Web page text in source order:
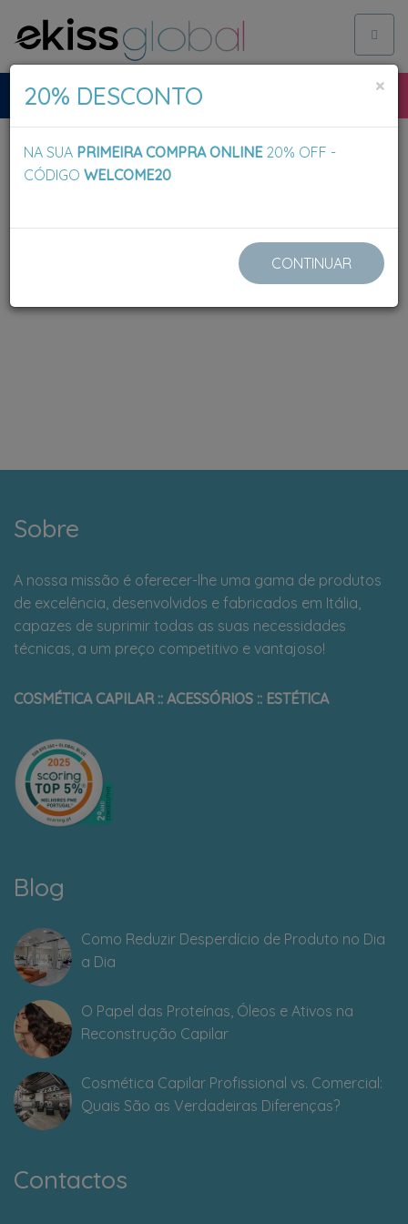
Sobre
A nossa missão é oferecer-lhe uma gama de produtos
de excelência, desenvolvidos e fabricados em Itália,
capazes de suprimir todas as suas necessidades
técnicas, a um preço competitivo e vantajoso!
COSMÉTICA CAPILAR :: ACESSÓRIOS :: ESTÉTICA
Blog
Como Reduzir Desperdício de Produto no Dia
a Dia
O Papel das Proteínas, Óleos e Ativos na
Reconstrução Capilar
Cosmética Capilar Profissional vs. Comercial:
Quais São as Verdadeiras Diferenças?
Contactos
×
20% DESCONTO
NA SUA PRIMEIRA COMPRA ONLINE20% OFF -
CÓDIGO WELCOME20
CONTINUAR